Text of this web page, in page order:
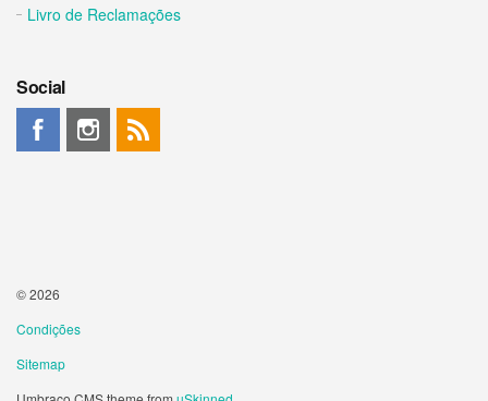
Livro de Reclamações
Social
© 2026
Condições
Sitemap